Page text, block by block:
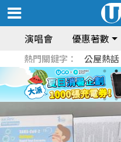
演唱會 優惠著數
熱門關鍵字： 公屋熱話